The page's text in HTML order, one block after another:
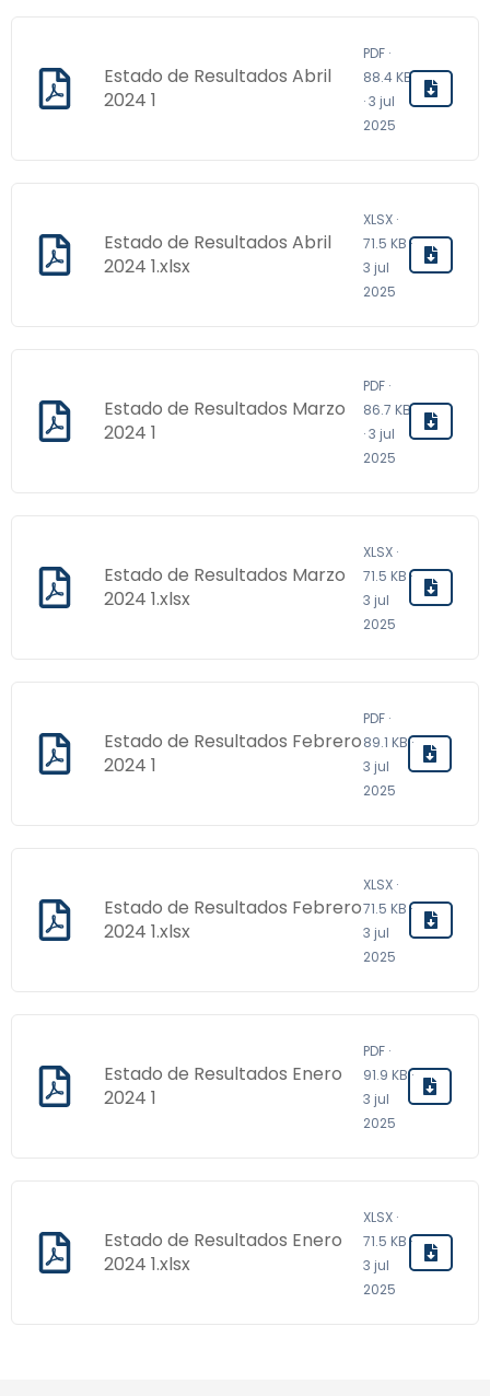
Estado de Resultados Abril
2024 1
PDF ·
88.4 KB
· 3 jul
2025
Estado de Resultados Abril
2024 1.xlsx
XLSX ·
71.5 KB ·
3 jul
2025
Estado de Resultados Marzo
2024 1
PDF ·
86.7 KB
· 3 jul
2025
Estado de Resultados Marzo
2024 1.xlsx
XLSX ·
71.5 KB ·
3 jul
2025
Estado de Resultados Febrero
2024 1
PDF ·
89.1 KB ·
3 jul
2025
Estado de Resultados Febrero
2024 1.xlsx
XLSX ·
71.5 KB ·
3 jul
2025
Estado de Resultados Enero
2024 1
PDF ·
91.9 KB ·
3 jul
2025
Estado de Resultados Enero
2024 1.xlsx
XLSX ·
71.5 KB ·
3 jul
2025